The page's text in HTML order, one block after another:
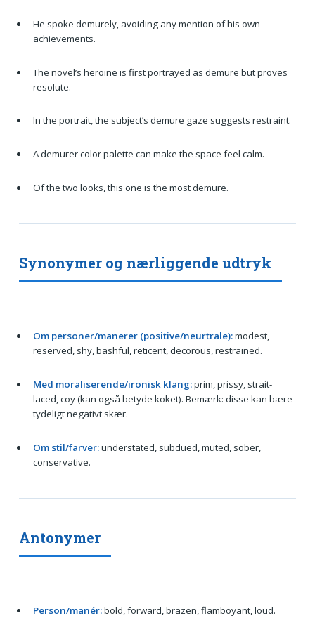
He spoke demurely, avoiding any mention of his own
achievements.
The novel’s heroine is first portrayed as demure but proves
resolute.
In the portrait, the subject’s demure gaze suggests restraint.
A demurer color palette can make the space feel calm.
Of the two looks, this one is the most demure.
Synonymer og nærliggende udtryk
Om personer/manerer (positive/neurtrale):modest,
reserved, shy, bashful, reticent, decorous, restrained.
Med moraliserende/ironisk klang:prim, prissy, strait-
laced, coy (kan også betyde koket). Bemærk: disse kan bære
tydeligt negativt skær.
Om stil/farver:understated, subdued, muted, sober,
conservative.
Antonymer
Person/manér:bold, forward, brazen, flamboyant, loud.